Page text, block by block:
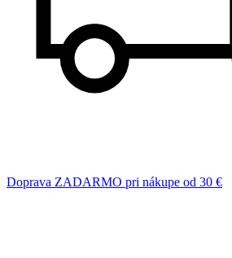
Doprava ZADARMO pri nákupe od 30 €